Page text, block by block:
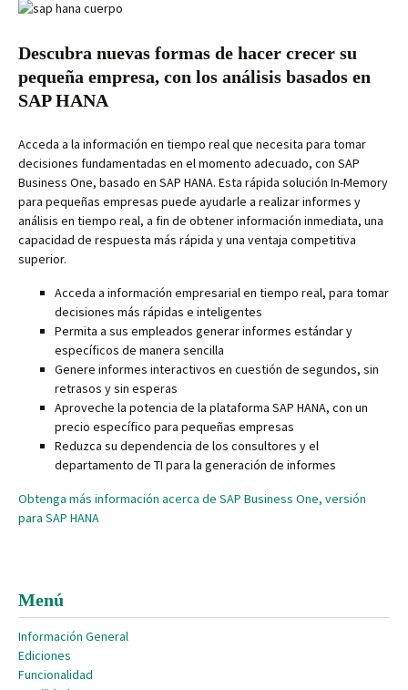
Descubra nuevas formas de hacer crecer su
pequeña empresa, con los análisis basados en
SAP HANA
Acceda a la información en tiempo real que necesita para tomar
decisiones fundamentadas en el momento adecuado, con SAP
Business One, basado en SAP HANA. Esta rápida solución In-Memory
para pequeñas empresas puede ayudarle a realizar informes y
análisis en tiempo real, a fin de obtener información inmediata, una
capacidad de respuesta más rápida y una ventaja competitiva
superior.
Acceda a información empresarial en tiempo real, para tomar
decisiones más rápidas e inteligentes
Permita a sus empleados generar informes estándar y
específicos de manera sencilla
Genere informes interactivos en cuestión de segundos, sin
retrasos y sin esperas
Aproveche la potencia de la plataforma SAP HANA, con un
precio específico para pequeñas empresas
Reduzca su dependencia de los consultores y el
departamento de TI para la generación de informes
Obtenga más información acerca de SAP Business One, versión
para SAP HANA
Menú
Información General
Ediciones
Funcionalidad